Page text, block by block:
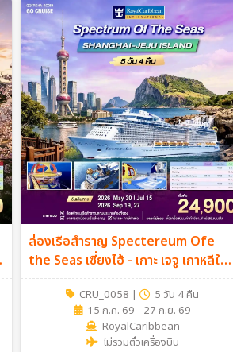
ล่องเรือสำราญ Spectereum Ofe
the Seas เซี่ยงไฮ้ - เกาะ เจจู เกาหลีใต้
5 วัน 4 คืน (Cruise Only)
CRU_0058 |
5 วัน 4 คืน
15 ก.ค. 69 - 27 ก.ย. 69
RoyalCaribbean
ไม่รวมตั๋วเครื่องบิน